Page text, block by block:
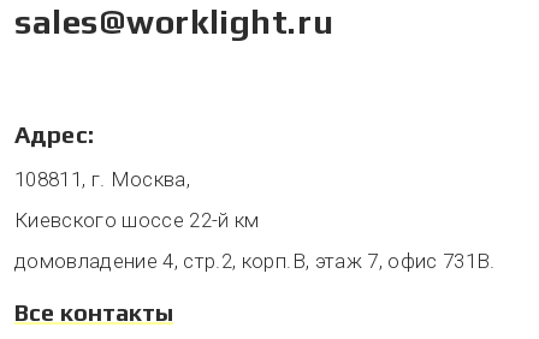
sales@worklight.ru
Адрес:
108811, г. Москва,
Киевского шоссе 22-й км
домовладение 4, стр.2, корп.В, этаж 7, офис 731В.
Все контакты